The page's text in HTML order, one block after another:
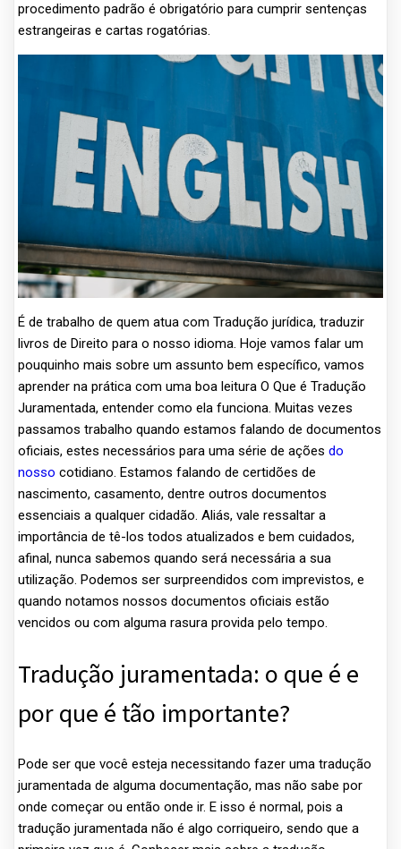
procedimento padrão é obrigatório para cumprir sentenças
estrangeiras e cartas rogatórias.
É de trabalho de quem atua com Tradução jurídica, traduzir
livros de Direito para o nosso idioma. Hoje vamos falar um
pouquinho mais sobre um assunto bem específico, vamos
aprender na prática com uma boa leitura O Que é Tradução
Juramentada, entender como ela funciona. Muitas vezes
passamos trabalho quando estamos falando de documentos
oficiais, estes necessários para uma série de ações do
nosso cotidiano. Estamos falando de certidões de
nascimento, casamento, dentre outros documentos
essenciais a qualquer cidadão. Aliás, vale ressaltar a
importância de tê-los todos atualizados e bem cuidados,
afinal, nunca sabemos quando será necessária a sua
utilização. Podemos ser surpreendidos com imprevistos, e
quando notamos nossos documentos oficiais estão
vencidos ou com alguma rasura provida pelo tempo.
Tradução juramentada: o que é e
por que é tão importante?
Pode ser que você esteja necessitando fazer uma tradução
juramentada de alguma documentação, mas não sabe por
onde começar ou então onde ir. E isso é normal, pois a
tradução juramentada não é algo corriqueiro, sendo que a